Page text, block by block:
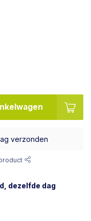
verzonden
dezelfde dag